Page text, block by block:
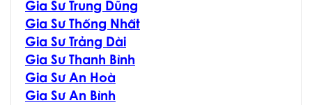
Gia Sư Trung Dũng
Gia Sư Thống Nhất
Gia Sư Trảng Dài
Gia Sư Thanh Bình
Gia Sư An Hoà
Gia Sư An Bình